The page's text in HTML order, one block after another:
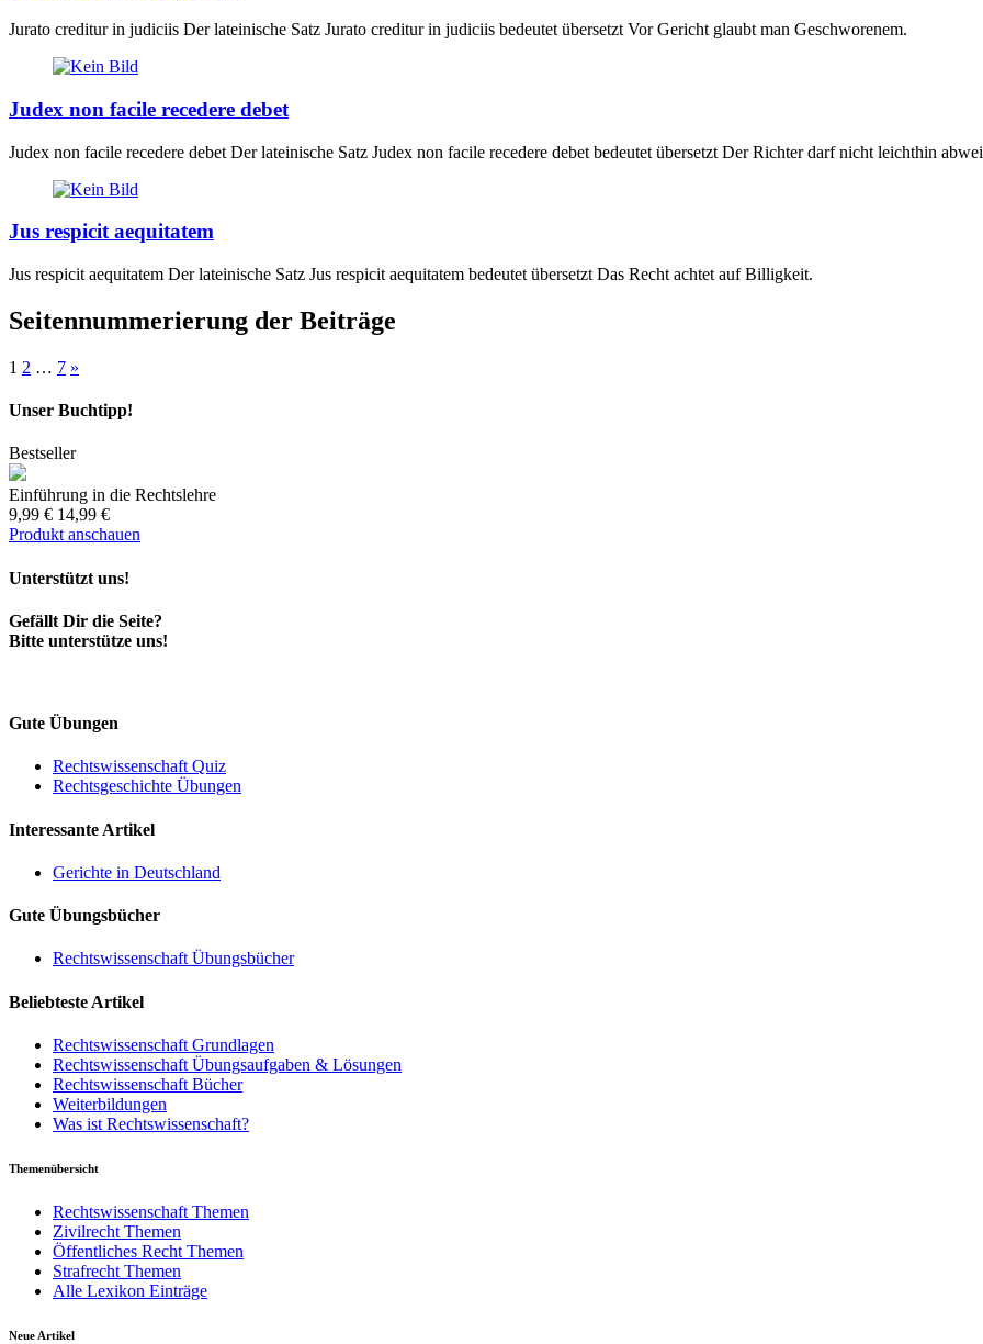
Jurato creditur in judiciis Der lateinische Satz Jurato creditur in judiciis bedeutet übersetzt Vor Gericht glaubt man Geschworenem.
Judex non facile recedere debet
Judex non facile recedere debet Der lateinische Satz Judex non facile recedere debet bedeutet übersetzt Der Richter darf nicht leichthin
Jus respicit aequitatem
Jus respicit aequitatem Der lateinische Satz Jus respicit aequitatem bedeutet übersetzt Das Recht achtet auf Billigkeit.
Seitennummerierung der Beiträge
1 2 … 7 »
Unser Buchtipp!
Bestseller
Einführung in die Rechtslehre
9,99 € 14,99 €
Produkt anschauen
Unterstützt uns!
Gefällt Dir die Seite?
Bitte unterstütze uns!
Gute Übungen
Rechtswissenschaft Quiz
Rechtsgeschichte Übungen
Interessante Artikel
Gerichte in Deutschland
Gute Übungsbücher
Rechtswissenschaft Übungsbücher
Beliebteste Artikel
Rechtswissenschaft Grundlagen
Rechtswissenschaft Übungsaufgaben & Lösungen
Rechtswissenschaft Bücher
Weiterbildungen
Was ist Rechtswissenschaft?
Themenübersicht
Rechtswissenschaft Themen
Zivilrecht Themen
Öffentliches Recht Themen
Strafrecht Themen
Alle Lexikon Einträge
Neue Artikel